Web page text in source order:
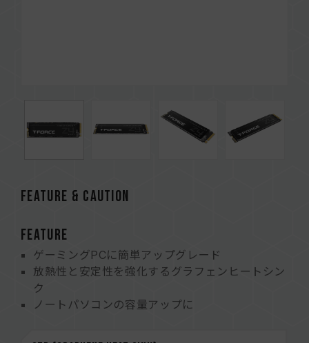
FEATURE & CAUTION
FEATURE
ゲーミングPCに簡単アップグレード
放熱性と安定性を強化するグラフェンヒートシン
ク
ノートパソコンの容量アップに